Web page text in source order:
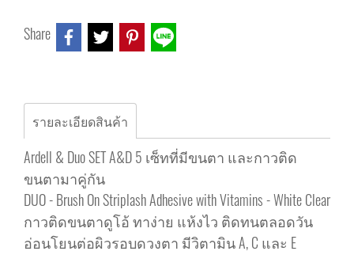
Share
รายละเอียดสินค้า
Ardell & Duo SET A&D 5 เซ็ทที่มีขนตา และกาวติด
ขนตามาคู่กัน
DUO - Brush On Striplash Adhesive with Vitamins - White Clear
กาวติดขนตาดูโอ้ ทาง่าย แห้งไว ติดทนตลอดวัน
อ่อนโยนต่อผิวรอบดวงตา มีวิตามิน A, C และ E